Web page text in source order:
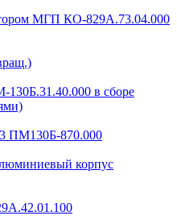
МГП КО-829А.73.04.000
в сборе
ПМ130Б-870.000
корпус